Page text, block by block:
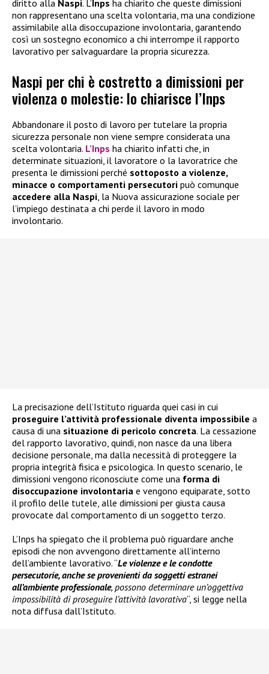
diritto alla Naspi. L’Inps ha chiarito che queste dimissioni
non rappresentano una scelta volontaria, ma una condizione
assimilabile alla disoccupazione involontaria, garantendo
così un sostegno economico a chi interrompe il rapporto
lavorativo per salvaguardare la propria sicurezza.
Naspi per chi è costretto a dimissioni per
violenza o molestie: lo chiarisce l’Inps
Abbandonare il posto di lavoro per tutelare la propria
sicurezza personale non viene sempre considerata una
scelta volontaria. L’Inps ha chiarito infatti che, in
determinate situazioni, il lavoratore o la lavoratrice che
presenta le dimissioni perché sottoposto a violenze,
minacce o comportamenti persecutori può comunque
accedere alla Naspi, la Nuova assicurazione sociale per
l’impiego destinata a chi perde il lavoro in modo
involontario.
La precisazione dell’Istituto riguarda quei casi in cui
proseguire l’attività professionale diventa impossibile a
causa di una situazione di pericolo concreta. La cessazione
del rapporto lavorativo, quindi, non nasce da una libera
decisione personale, ma dalla necessità di proteggere la
propria integrità fisica e psicologica. In questo scenario, le
dimissioni vengono riconosciute come una forma di
disoccupazione involontaria e vengono equiparate, sotto
il profilo delle tutele, alle dimissioni per giusta causa
provocate dal comportamento di un soggetto terzo.
L’Inps ha spiegato che il problema può riguardare anche
episodi che non avvengono direttamente all’interno
dell’ambiente lavorativo. “Le violenze e le condotte
persecutorie, anche se provenienti da soggetti estranei
all’ambiente professionale, possono determinare un’oggettiva
impossibilità di proseguire l’attività lavorativa“, si legge nella
nota diffusa dall’Istituto.